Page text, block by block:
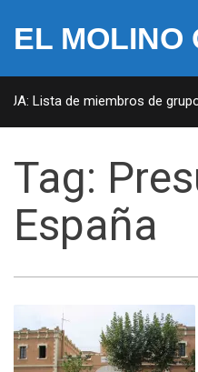
EL MOLINO
Lista de miembros de
Tag:
España